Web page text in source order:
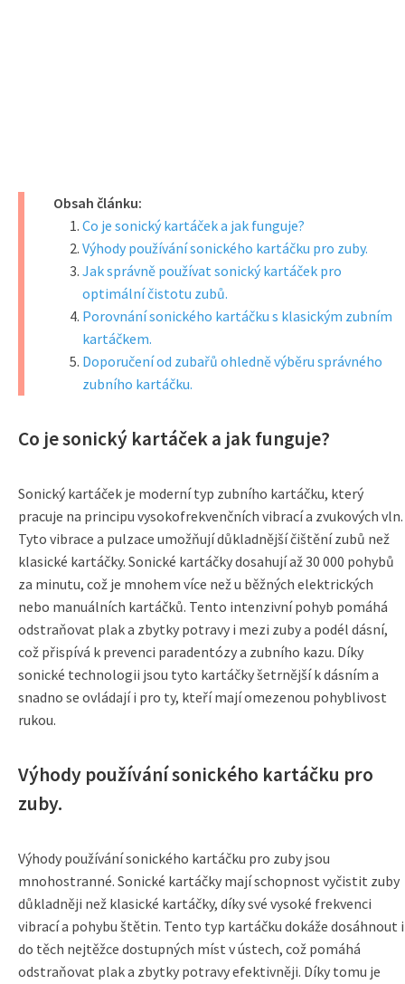
Obsah článku:
Co je sonický kartáček a jak funguje?
Výhody používání sonického kartáčku pro zuby.
Jak správně používat sonický kartáček pro
optimální čistotu zubů.
Porovnání sonického kartáčku s klasickým zubním
kartáčkem.
Doporučení od zubařů ohledně výběru správného
zubního kartáčku.
Co je sonický kartáček a jak funguje?
Sonický kartáček je moderní typ zubního kartáčku, který
pracuje na principu vysokofrekvenčních vibrací a zvukových vln.
Tyto vibrace a pulzace umožňují důkladnější čištění zubů než
klasické kartáčky. Sonické kartáčky dosahují až 30 000 pohybů
za minutu, což je mnohem více než u běžných elektrických
nebo manuálních kartáčků. Tento intenzivní pohyb pomáhá
odstraňovat plak a zbytky potravy i mezi zuby a podél dásní,
což přispívá k prevenci paradentózy a zubního kazu. Díky
sonické technologii jsou tyto kartáčky šetrnější k dásním a
snadno se ovládají i pro ty, kteří mají omezenou pohyblivost
rukou.
Výhody používání sonického kartáčku pro
zuby.
Výhody používání sonického kartáčku pro zuby jsou
mnohostranné. Sonické kartáčky mají schopnost vyčistit zuby
důkladněji než klasické kartáčky, díky své vysoké frekvenci
vibrací a pohybu štětin. Tento typ kartáčku dokáže dosáhnout i
do těch nejtěžce dostupných míst v ústech, což pomáhá
odstraňovat plak a zbytky potravy efektivněji. Díky tomu je